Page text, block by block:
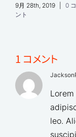
9月 28th, 2019
0
ント
1 コメント
leo.